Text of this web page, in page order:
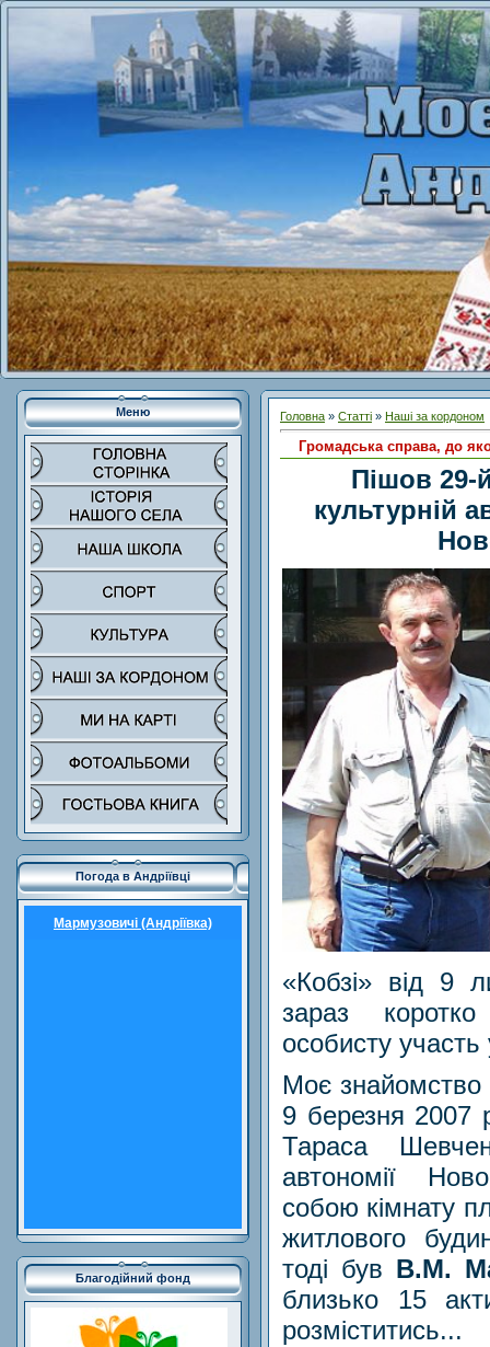
Меню
Погода в Андріївці
Мармузовичі (Андріївка)
Благодійний фонд
Головна » Статті » Наші за кордоном
Громадська справа, до
Пішов 29-
культурній
«Кобзі» від 9
зараз
особисту
Моє знайомство
9 березня 2007
Тараса
автономії
собою кімнату
житлового
тоді був В.М.
близько 15
розміститись...